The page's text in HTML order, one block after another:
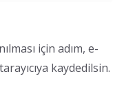
için adım, e-
kaydedilsin.